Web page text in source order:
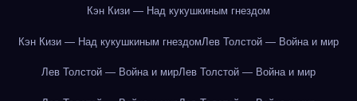
Кэн Кизи — Над кукушкиным гнездом
Кэн Кизи — Над кукушкиным гнездомЛев Толстой — Война и мир
Лев Толстой — Война и мирЛев Толстой — Война и мир